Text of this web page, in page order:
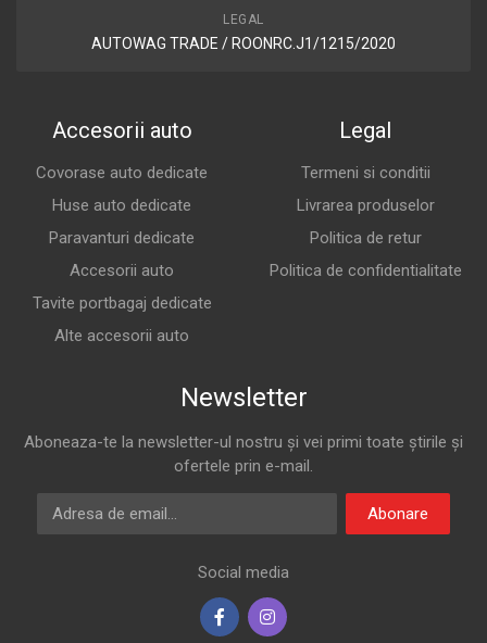
LEGAL
AUTOWAG TRADE / ROONRC.J1/1215/2020
Accesorii auto
Covorase auto dedicate
Huse auto dedicate
Paravanturi dedicate
Accesorii auto
Tavite portbagaj dedicate
Alte accesorii auto
Legal
Termeni si conditii
Livrarea produselor
Politica de retur
Politica de confidentialitate
Newsletter
Aboneaza-te la newsletter-ul nostru și vei primi toate știrile și
ofertele prin e-mail.
Adresa de email
Abonare
Social media